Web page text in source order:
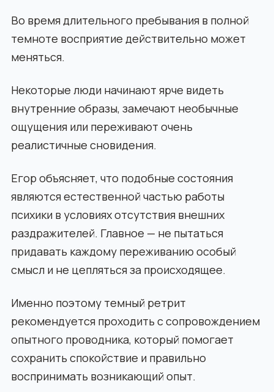
Во время длительного пребывания в полной
темноте восприятие действительно может
меняться.
Некоторые люди начинают ярче видеть
внутренние образы, замечают необычные
ощущения или переживают очень
реалистичные сновидения.
Егор объясняет, что подобные состояния
являются естественной частью работы
психики в условиях отсутствия внешних
раздражителей. Главное — не пытаться
придавать каждому переживанию особый
смысл и не цепляться за происходящее.
Именно поэтому темный ретрит
рекомендуется проходить с сопровождением
опытного проводника, который помогает
сохранить спокойствие и правильно
воспринимать возникающий опыт.